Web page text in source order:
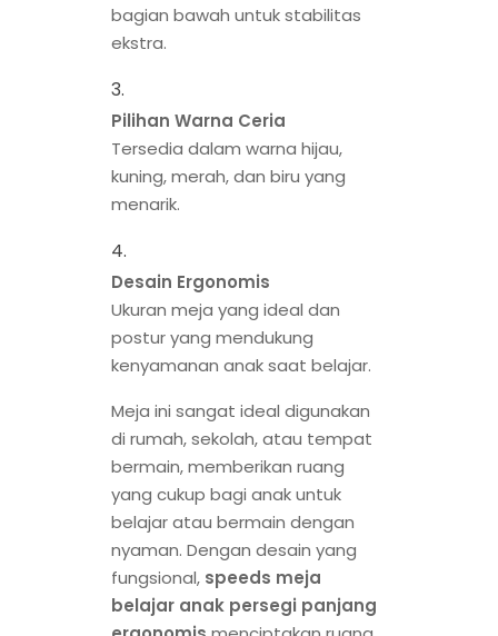
bagian bawah untuk stabilitas
ekstra.
Pilihan Warna Ceria
Tersedia dalam warna hijau,
kuning, merah, dan biru yang
menarik.
Desain Ergonomis
Ukuran meja yang ideal dan
postur yang mendukung
kenyamanan anak saat belajar.
Meja ini sangat ideal digunakan
di rumah, sekolah, atau tempat
bermain, memberikan ruang
yang cukup bagi anak untuk
belajar atau bermain dengan
nyaman. Dengan desain yang
fungsional, speeds meja
belajar anak persegi panjang